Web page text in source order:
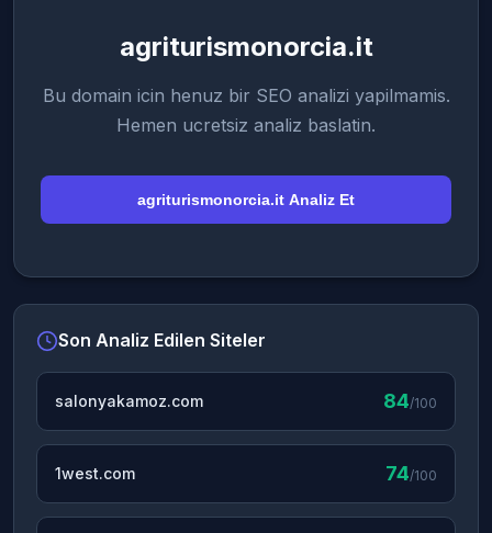
agriturismonorcia.it
Bu domain icin henuz bir SEO analizi yapilmamis.
Hemen ucretsiz analiz baslatin.
agriturismonorcia.it Analiz Et
Son Analiz Edilen Siteler
salonyakamoz.com 84/100
1west.com 74/100